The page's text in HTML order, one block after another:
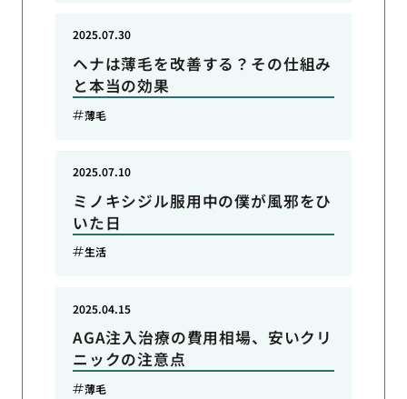
ヘナは薄毛を改善する？その仕組み
と本当の効果
2025.07.30
薄毛
ミノキシジル服用中の僕が風邪をひ
いた日
2025.07.10
生活
AGA注入治療の費用相場、安いクリ
ニックの注意点
2025.04.15
薄毛